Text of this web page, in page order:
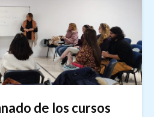
de los cursos